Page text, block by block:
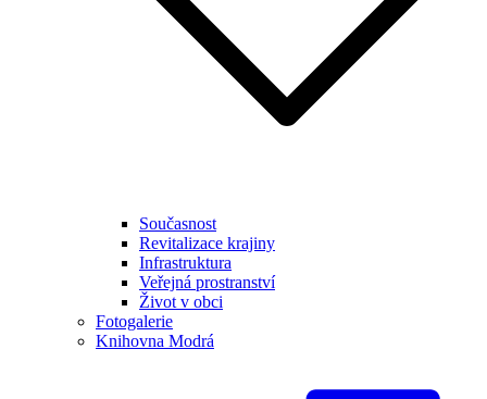
Současnost
Revitalizace krajiny
Infrastruktura
Veřejná prostranství
Život v obci
Fotogalerie
Knihovna Modrá